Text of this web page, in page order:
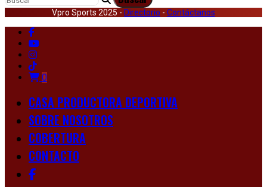
Vpro Sports 2025 - Directorio - Contáctanos
0
CASA PRODUCTORA DEPORTIVA
SOBRE NOSOTROS
COBERTURA
CONTACTO